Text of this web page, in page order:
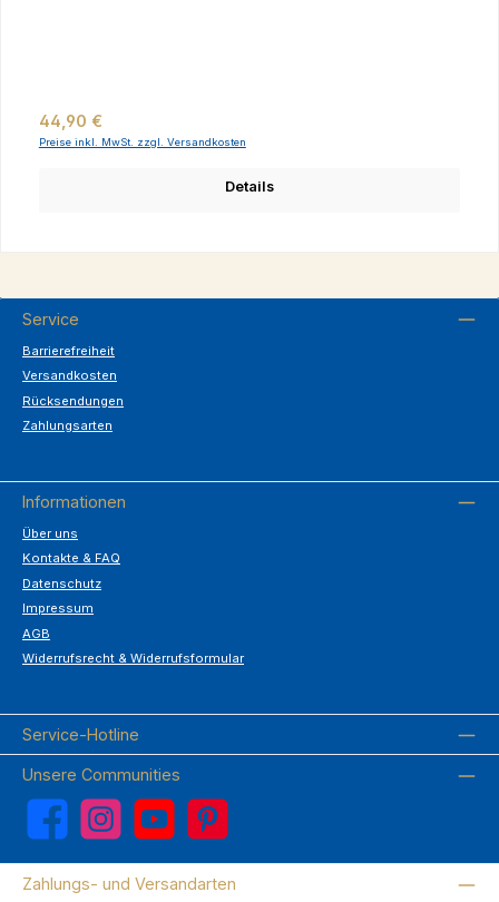
Regulärer Preis:
44,90 €
Preise inkl. MwSt. zzgl. Versandkosten
Details
Service
Barrierefreiheit
Versandkosten
Rücksendungen
Zahlungsarten
Informationen
Über uns
Kontakte & FAQ
Datenschutz
Impressum
AGB
Widerrufsrecht & Widerrufsformular
Service-Hotline
Unsere Communities
Facebook Instagram YouTube Pinterest
Zahlungs- und Versandarten